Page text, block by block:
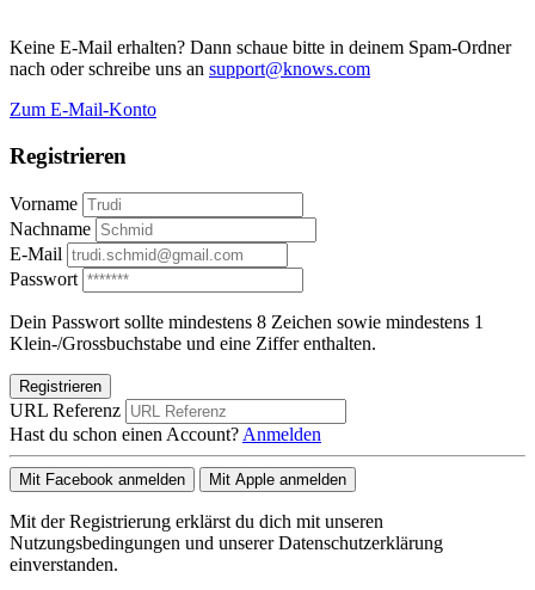
Keine E-Mail erhalten? Dann schaue bitte in deinem Spam-Ordner
nach oder schreibe uns an support@knows.com
Zum E-Mail-Konto
Registrieren
Vorname
Nachname
E-Mail
Passwort
Dein Passwort sollte mindestens 8 Zeichen sowie mindestens 1
Klein-/Grossbuchstabe und eine Ziffer enthalten.
Registrieren
URL Referenz
Hast du schon einen Account? Anmelden
Mit Facebook anmelden Mit Apple anmelden
Mit der Registrierung erklärst du dich mit unseren
Nutzungsbedingungen und unserer Datenschutzerklärung
einverstanden.